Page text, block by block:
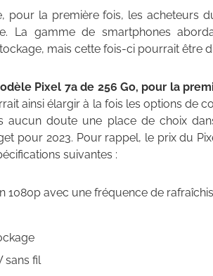
pour la première fois, les acheteurs
La gamme de smartphones
mais cette fois-ci pourrait être
Pixel 7a de 256 Go, pour la
ainsi élargir à la fois les options de
doute une place de choix
pour 2023. Pour rappel, le prix du
suivantes :
1080p avec une fréquence de
sans fil